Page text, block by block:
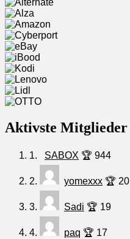
Aktivste Mitglieder
1. SABOX 🏆 944
2. yomexxx 🏆 20
3. Sadi 🏆 19
4. paq 🏆 17